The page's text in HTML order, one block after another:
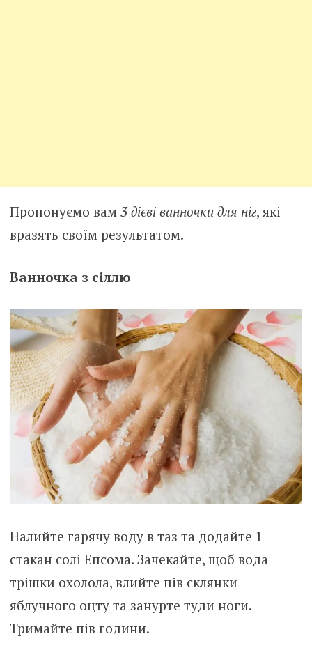
Пропонуємо вам 3 дієві ванночки для ніг, які
вразять своїм результатом.
Ванночка з сіллю
Налийте гарячу воду в таз та додайте 1
стакан солі Епсома. Зачекайте, щоб вода
трішки охолола, влийте пів склянки
яблучного оцту та занурте туди ноги.
Тримайте пів години.